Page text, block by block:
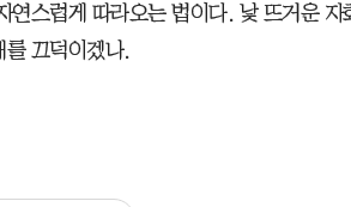
연스럽게 따라오는 법이다. 낯 뜨거운
를 끄덕이겠나.